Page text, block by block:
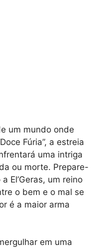
um mundo onde
Fúria”, a estreia
uma intriga
ou morte. Prepare-
El’Geras, um reino
o bem e o mal se
é a maior arma
em uma